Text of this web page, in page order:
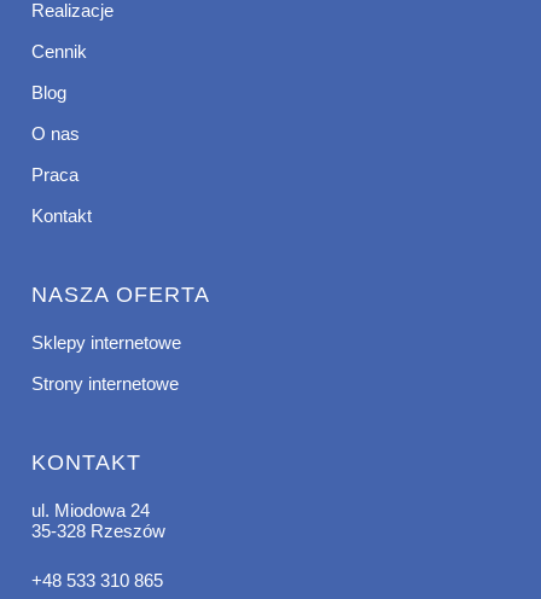
Realizacje
Cennik
Blog
O nas
Praca
Kontakt
NASZA OFERTA
Sklepy internetowe
Strony internetowe
KONTAKT
ul. Miodowa 24
35-328 Rzeszów
+48 533 310 865